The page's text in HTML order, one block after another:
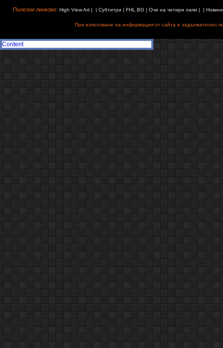
Полезни линкове: High View Art| | Субтитри | FHL.BG | Очи на четири лапи | |
При използване на информация от сайта е задължително
Content